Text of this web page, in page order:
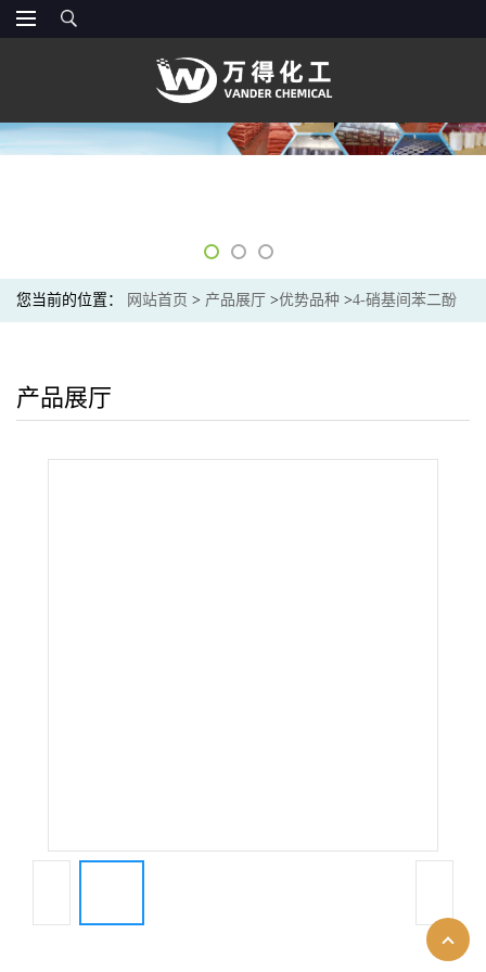
您当前的位置： 网站首页 > 产品展厅 >优势品种 >4-硝基间苯二酚
产品展厅